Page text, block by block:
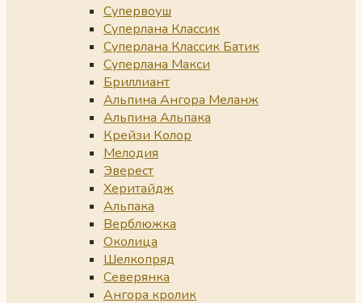
Супервоуш
Суперлана Классик
Суперлана Классик Батик
Суперлана Макси
Бриллиант
Альпина Ангора Меланж
Альпина Альпака
Крейзи Колор
Мелодия
Эверест
Херитайдж
Альпака
Верблюжка
Околица
Шелкопряд
Северянка
Ангора кролик